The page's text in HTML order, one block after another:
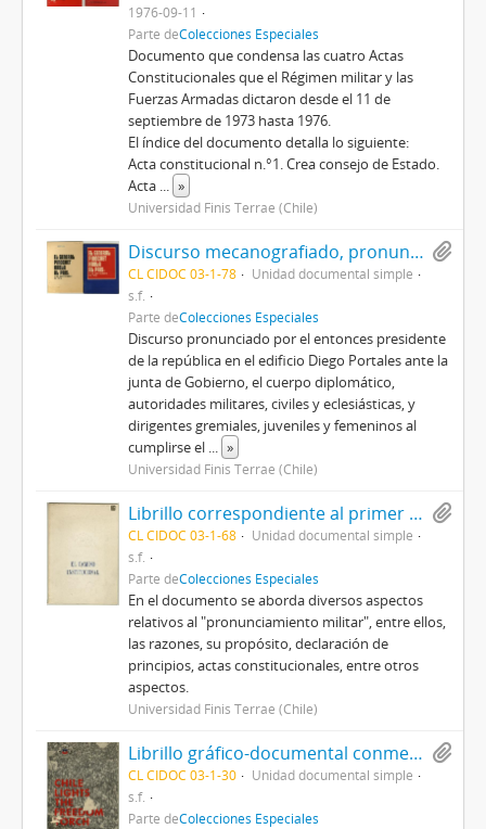
1976-09-11
Parte deColecciones Especiales
Documento que condensa las cuatro Actas
Constitucionales que el Régimen militar y las
Fuerzas Armadas dictaron desde el 11 de
septiembre de 1973 hasta 1976.
El índice del documento detalla lo siguiente:
Acta constitucional n.°1. Crea consejo de Estado.
Acta ... »
Universidad Finis Terrae (Chile)
Discurso mecanografiado, pronunciado por Augusto Pinochet, titulado El general Pinochet habla al país: 11 de septiembre de 1976
CL CIDOC 03-1-78
Unidad documental simple
s.f.
Parte deColecciones Especiales
Discurso pronunciado por el entonces presidente
de la república en el edificio Diego Portales ante la
junta de Gobierno, el cuerpo diplomático,
autoridades militares, civiles y eclesiásticas, y
dirigentes gremiales, juveniles y femeninos al
cumplirse el ... »
Universidad Finis Terrae (Chile)
Librillo correspondiente al primer capítulo del libro Memoria de Gobierno 1973-1990, titulado El camino institucional, por Augusto Pinochet Ugarte
CL CIDOC 03-1-68
Unidad documental simple
s.f.
Parte deColecciones Especiales
En el documento se aborda diversos aspectos
relativos al "pronunciamiento militar", entre ellos,
las razones, su propósito, declaración de
principios, actas constitucionales, entre otros
aspectos.
Universidad Finis Terrae (Chile)
Librillo gráfico-documental conmemorativo del 11 de septiembre, titulado Chile lights the freedom torch
CL CIDOC 03-1-30
Unidad documental simple
s.f.
Parte deColecciones Especiales